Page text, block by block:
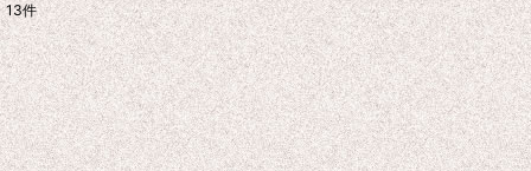
表示数:
並び順:
絞り込む
13件